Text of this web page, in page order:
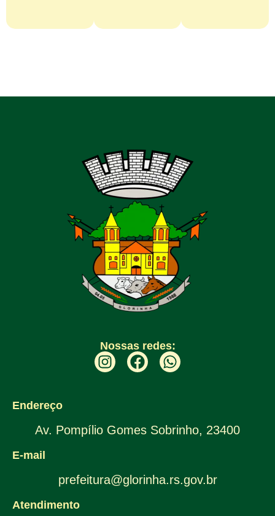
Nossas redes:
Endereço
Av. Pompílio Gomes Sobrinho, 23400
E-mail
prefeitura@glorinha.rs.gov.br
Atendimento